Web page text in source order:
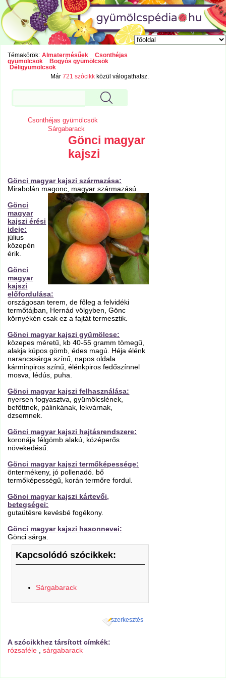
Témakörök: Almatermésűek
Csonthéjas
gyümölcsök
Bogyós gyümölcsök
Déligyümölcsök
Már721 szócikk közül válogathatsz.
Csonthéjas gyümölcsök
Sárgabarack
Gönci magyar
kajszi
Gönci magyar kajszi származása:
Mirabolán magonc, magyar származású.
Gönci
magyar
kajszi érési
ideje:
július
közepén
érik.
Gönci
magyar
kajszi
előfordulása:
országosan terem, de főleg a felvidéki
termőtájban, Hernád völgyben, Gönc
környékén csak ez a fajtát termesztik.
Gönci magyar kajszi gyümölcse:
közepes méretű, kb 40-55 gramm tömegű,
alakja kúpos gömb, édes magú. Héja élénk
narancssárga színű, napos oldala
kárminpiros színű, élénkpiros fedőszínnel
mosva, lédús, puha.
Gönci magyar kajszi felhasználása:
nyersen fogyasztva, gyümölcslének,
befőttnek, pálinkának, lekvárnak,
dzsemnek.
Gönci magyar kajszi hajtásrendszere:
koronája félgömb alakú, középerős
növekedésű.
Gönci magyar kajszi termőképessége:
öntermékeny, jó pollenadó. bő
termőképességű, korán termőre fordul.
Gönci magyar kajszi kártevői,
betegségei:
gutaütésre kevésbé fogékony.
Gönci magyar kajszi hasonnevei:
Gönci sárga.
Kapcsolódó szócikkek:
Sárgabarack
szerkesztés
A szócikkhez társított címkék:
rózsaféle ,sárgabarack